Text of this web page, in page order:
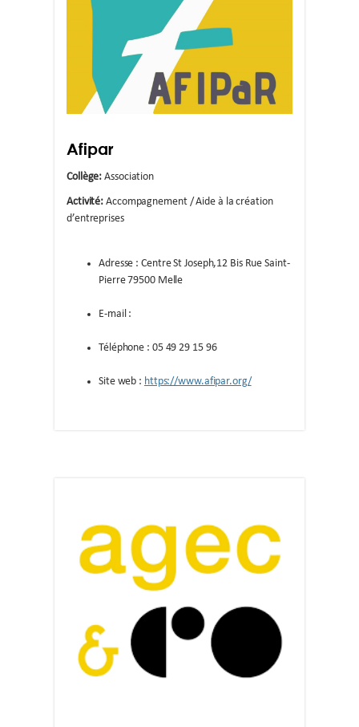
Afipar
Collège: Association
Activité: Accompagnement / Aide à la création
d’entreprises
Adresse : Centre St Joseph,12 Bis Rue Saint-
Pierre 79500 Melle
E-mail :
Téléphone : 05 49 29 15 96
Site web : https://www.afipar.org/